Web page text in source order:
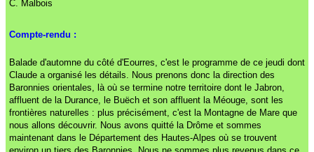
C. Malbois
Compte-rendu :
Balade d'automne du côté d'Eourres, c'est le programme de ce jeudi dont
Claude a organisé les détails. Nous prenons donc la direction des
Baronnies orientales, là où se termine notre territoire dont le Jabron,
affluent de la Durance, le Buëch et son affluent la Méouge, sont les
frontières naturelles : plus précisément, c'est la Montagne de Mare que
nous allons découvrir. Nous avons quitté la Drôme et sommes
maintenant dans le Département des Hautes-Alpes où se trouvent